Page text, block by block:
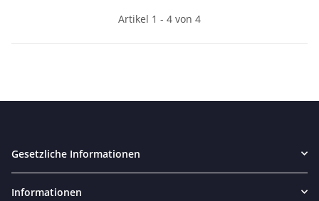
Artikel 1 - 4 von 4
Gesetzliche Informationen
Informationen